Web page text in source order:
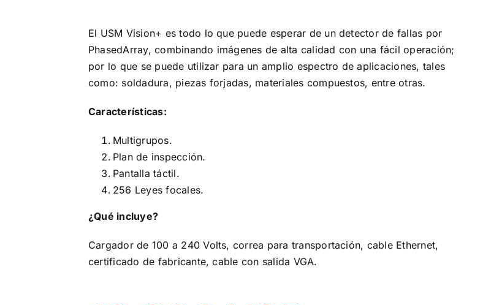
El USM Vision+ es todo lo que puede esperar de un detector de fallas por
PhasedArray, combinando imágenes de alta calidad con una fácil operación;
por lo que se puede utilizar para un amplio espectro de aplicaciones, tales
como: soldadura, piezas forjadas, materiales compuestos, entre otras.
Características:
Multigrupos.
Plan de inspección.
Pantalla táctil.
256 Leyes focales.
¿Qué incluye?
Cargador de 100 a 240 Volts, correa para transportación, cable Ethernet,
certificado de fabricante, cable con salida VGA.